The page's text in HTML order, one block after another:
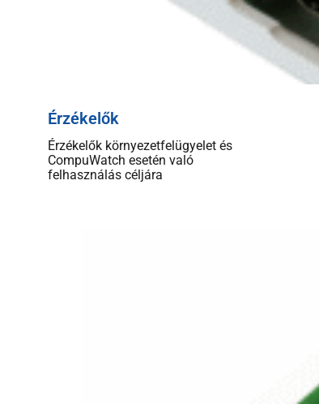
Érzékelők
Érzékelők környezetfelügyelet és
CompuWatch esetén való
felhasználás céljára